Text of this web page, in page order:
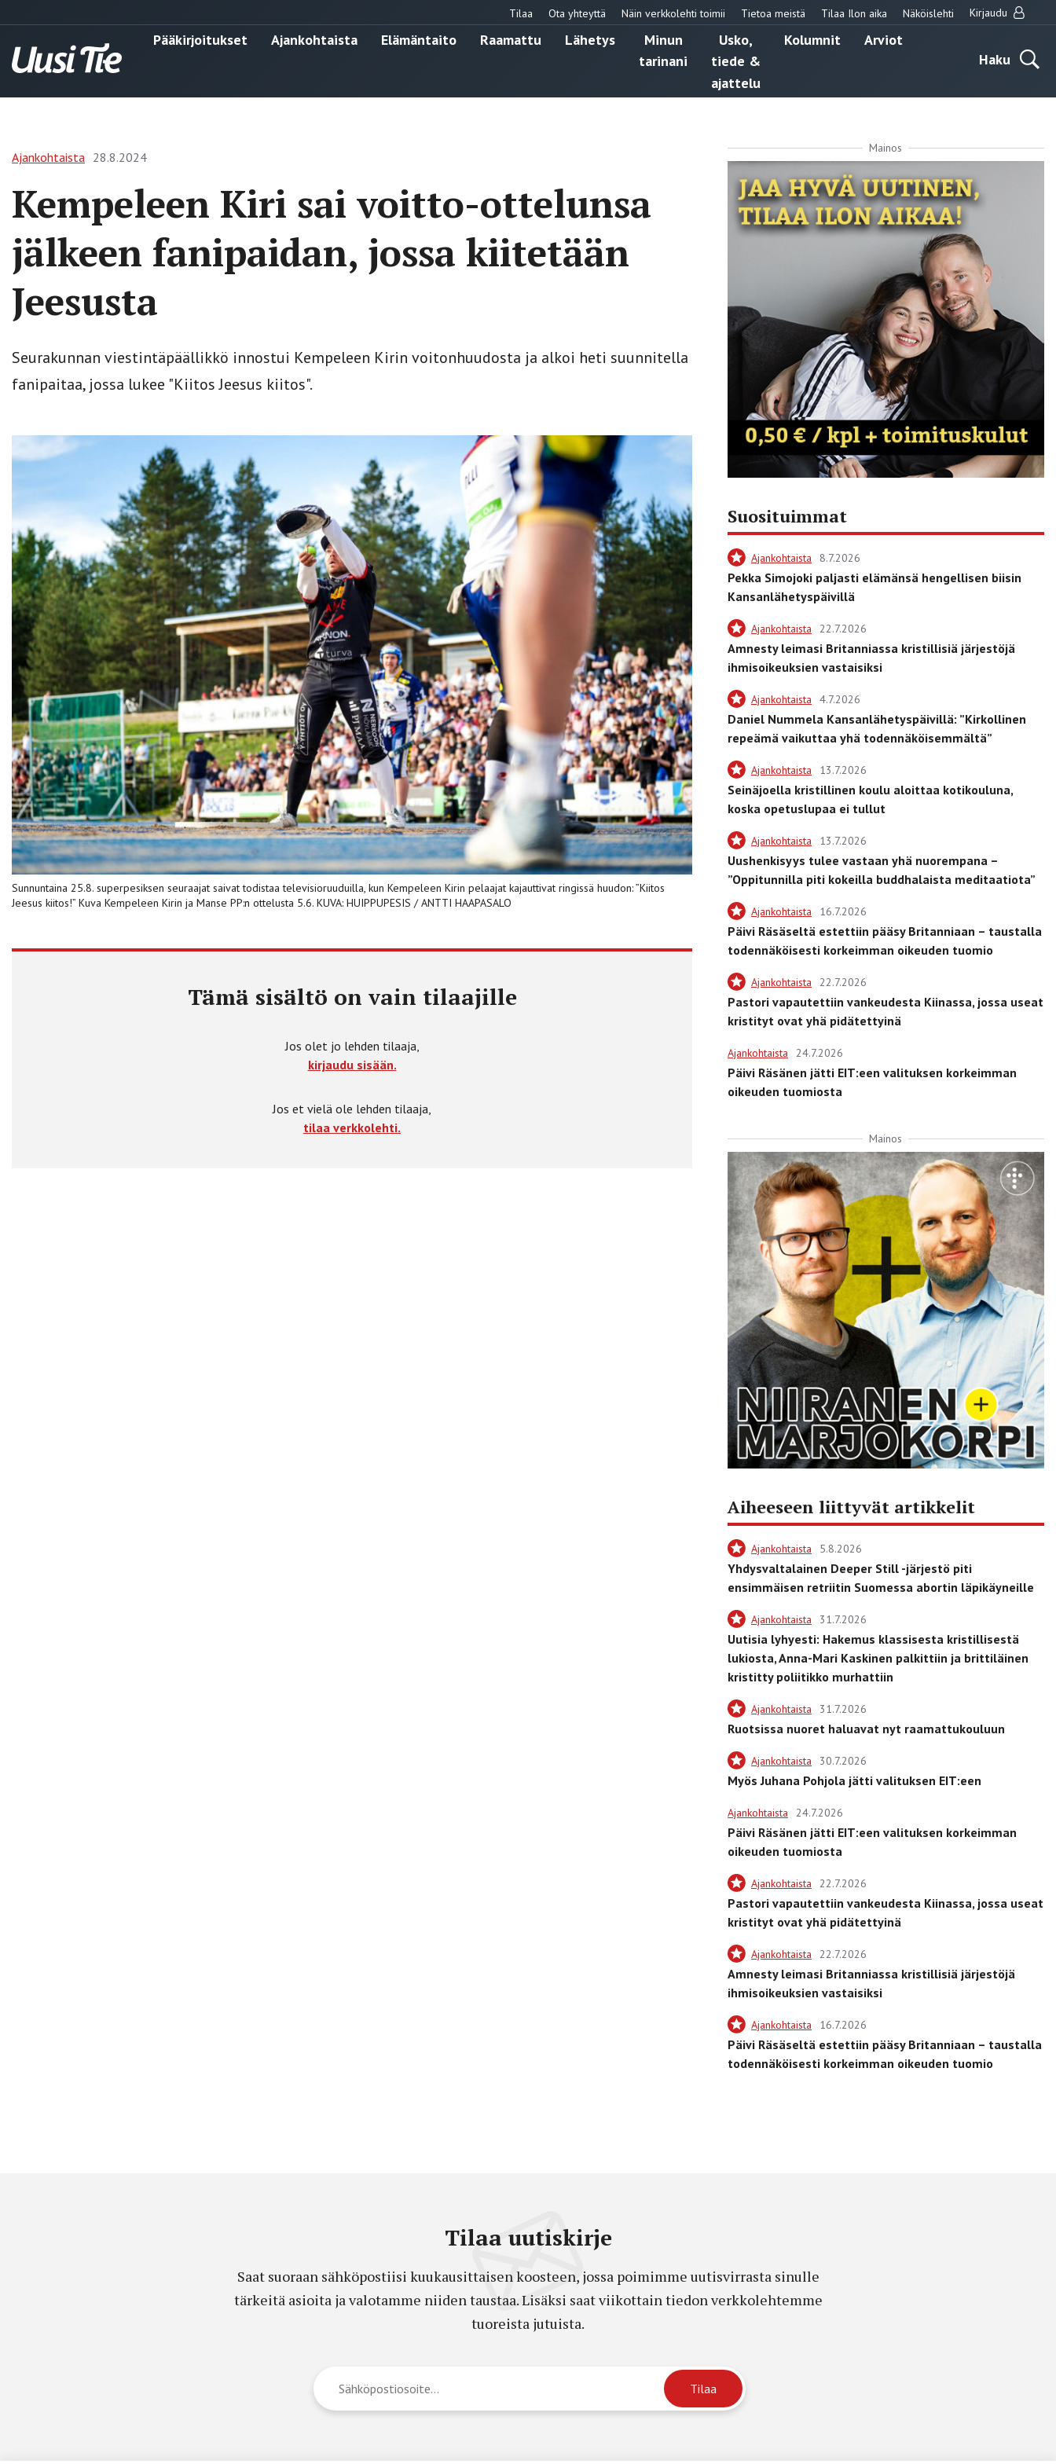
Tilaa Ota yhteyttä Näin verkkolehti toimii Tietoa meistä Tilaa Ilon aika Näköislehti Kirjaudu
Pääkirjoitukset Ajankohtaista Elämäntaito Raamattu Lähetys
Minun
tarinani
Usko,
tiede &
ajattelu
Kolumnit
Arviot
Haku
Ajankohtaista 28.8.2024
Kempeleen Kiri sai voitto-ottelunsa
jälkeen fanipaidan, jossa kiitetään
Jeesusta
Seurakunnan viestintäpäällikkö innostui Kempeleen Kirin voitonhuudosta ja alkoi heti suunnitella
fanipaitaa, jossa lukee "Kiitos Jeesus kiitos".
Sunnuntaina 25.8. superpesiksen seuraajat saivat todistaa televisioruuduilla, kun Kempeleen Kirin pelaajat kajauttivat ringissä huudon: ”Kiitos
Jeesus kiitos!” Kuva Kempeleen Kirin ja Manse PP:n ottelusta 5.6. KUVA: HUIPPUPESIS / ANTTI HAAPASALO
Tämä sisältö on vain tilaajille
Jos olet jo lehden tilaaja,
kirjaudu sisään.
Jos et vielä ole lehden tilaaja,
tilaa verkkolehti.
Mainos
Suosituimmat
Ajankohtaista 8.7.2026
Pekka Simojoki paljasti elämänsä hengellisen biisin
Kansanlähetyspäivillä
Ajankohtaista 22.7.2026
Amnesty leimasi Britanniassa kristillisiä järjestöjä
ihmisoikeuksien vastaisiksi
Ajankohtaista 4.7.2026
Daniel Nummela Kansanlähetyspäivillä: ”Kirkollinen
repeämä vaikuttaa yhä todennäköisemmältä”
Ajankohtaista 13.7.2026
Seinäjoella kristillinen koulu aloittaa kotikouluna,
koska opetuslupaa ei tullut
Ajankohtaista 13.7.2026
Uushenkisyys tulee vastaan yhä nuorempana –
”Oppitunnilla piti kokeilla buddhalaista meditaatiota”
Ajankohtaista 16.7.2026
Päivi Räsäseltä estettiin pääsy Britanniaan – taustalla
todennäköisesti korkeimman oikeuden tuomio
Ajankohtaista 22.7.2026
Pastori vapautettiin vankeudesta Kiinassa, jossa useat
kristityt ovat yhä pidätettyinä
Ajankohtaista 24.7.2026
Päivi Räsänen jätti EIT:een valituksen korkeimman
oikeuden tuomiosta
Mainos
Aiheeseen liittyvät artikkelit
Ajankohtaista 5.8.2026
Yhdysvaltalainen Deeper Still -järjestö piti
ensimmäisen retriitin Suomessa abortin läpikäyneille
Ajankohtaista 31.7.2026
Uutisia lyhyesti: Hakemus klassisesta kristillisestä
lukiosta, Anna-Mari Kaskinen palkittiin ja brittiläinen
kristitty poliitikko murhattiin
Ajankohtaista 31.7.2026
Ruotsissa nuoret haluavat nyt raamattukouluun
Ajankohtaista 30.7.2026
Myös Juhana Pohjola jätti valituksen EIT:een
Ajankohtaista 24.7.2026
Päivi Räsänen jätti EIT:een valituksen korkeimman
oikeuden tuomiosta
Ajankohtaista 22.7.2026
Pastori vapautettiin vankeudesta Kiinassa, jossa useat
kristityt ovat yhä pidätettyinä
Ajankohtaista 22.7.2026
Amnesty leimasi Britanniassa kristillisiä järjestöjä
ihmisoikeuksien vastaisiksi
Ajankohtaista 16.7.2026
Päivi Räsäseltä estettiin pääsy Britanniaan – taustalla
todennäköisesti korkeimman oikeuden tuomio
Tilaa uutiskirje
Saat suoraan sähköpostiisi kuukausittaisen koosteen, jossa poimimme uutisvirrasta sinulle
tärkeitä asioita ja valotamme niiden taustaa. Lisäksi saat viikottain tiedon verkkolehtemme
tuoreista jutuista.